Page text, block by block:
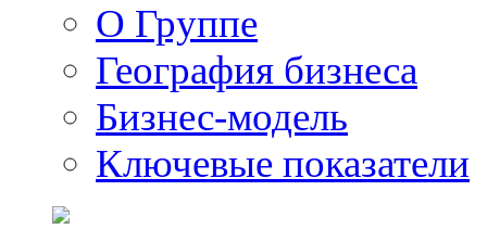
О Группе
География бизнеса
Бизнес-модель
Ключевые показатели